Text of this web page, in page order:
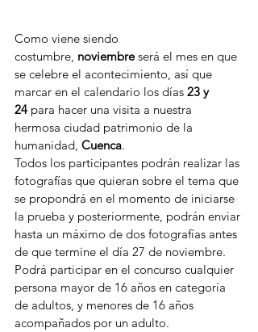
Como viene siendo
costumbre, noviembre será el mes en que
se celebre el acontecimiento, así que
marcar en el calendario los días 23 y
24 para hacer una visita a nuestra
hermosa ciudad patrimonio de la
humanidad, Cuenca.
Todos los participantes podrán realizar las
fotografías que quieran sobre el tema que
se propondrá en el momento de iniciarse
la prueba y posteriormente, podrán enviar
hasta un máximo de dos fotografías antes
de que termine el día 27 de noviembre.
Podrá participar en el concurso cualquier
persona mayor de 16 años en categoría
de adultos, y menores de 16 años
acompañados por un adulto.